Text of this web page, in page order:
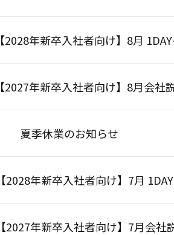
【2028年新卒入社者向け】8月
【2027年新卒入社者向け】8月会社
夏季休業のお知らせ
【2028年新卒入社者向け】7月
【2027年新卒入社者向け】7月会社